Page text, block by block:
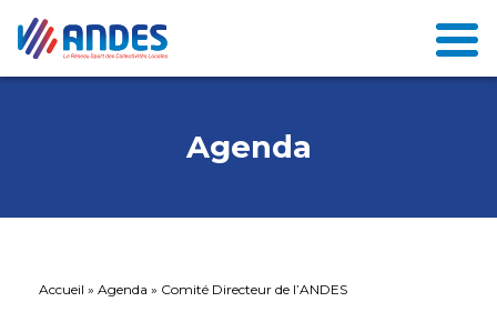
Agenda
Accueil » Agenda » Comité Directeur de l’ANDES